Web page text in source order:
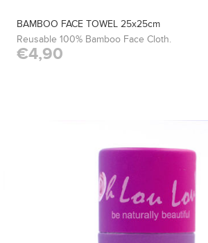
BAMBOO FACE TOWEL 25x25cm
Reusable 100% Bamboo Face Cloth.
€4,90